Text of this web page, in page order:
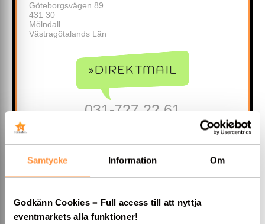
Samtycke Information Om
Godkänn Cookies = Full access till att nyttja
eventmarkets alla funktioner!
Göteborgsvägen 89
431 30
Mölndall
Västragötalands Län
»DIREKTMAIL
031-727 22 61